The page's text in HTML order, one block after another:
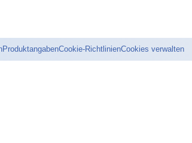
ProduktangabenCookie-RichtlinienCookies verwalten